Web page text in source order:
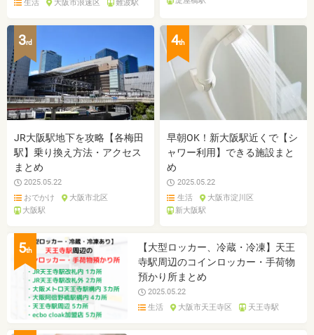
生活
大阪市浪速区 難波駅
3rd
JR大阪駅地下を攻略【各梅田
駅】乗り換え方法・アクセス
まとめ
2025.05.22
おでかけ
大阪市北区
大阪駅
4th
早朝OK！新大阪駅近くで【シ
ャワー利用】できる施設まと
め
2025.05.22
生活
大阪市淀川区
新大阪駅
5th
【大型ロッカー、冷蔵・冷凍】天王
寺駅周辺のコインロッカー・手荷物
預かり所まとめ
2025.05.22
生活
大阪市天王寺区 天王寺駅